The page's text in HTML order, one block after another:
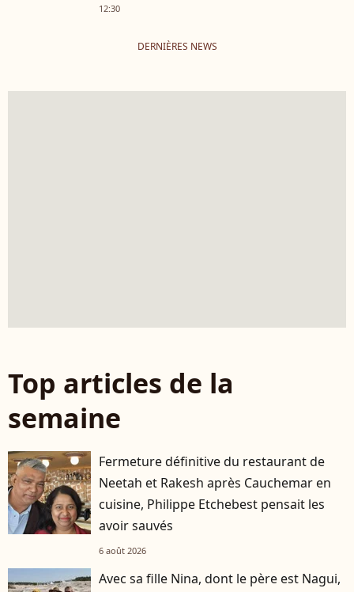
12:30
DERNIÈRES NEWS
Top articles de la
semaine
Fermeture définitive du restaurant de
Neetah et Rakesh après Cauchemar en
cuisine, Philippe Etchebest pensait les
avoir sauvés
6 août 2026
Avec sa fille Nina, dont le père est Nagui,